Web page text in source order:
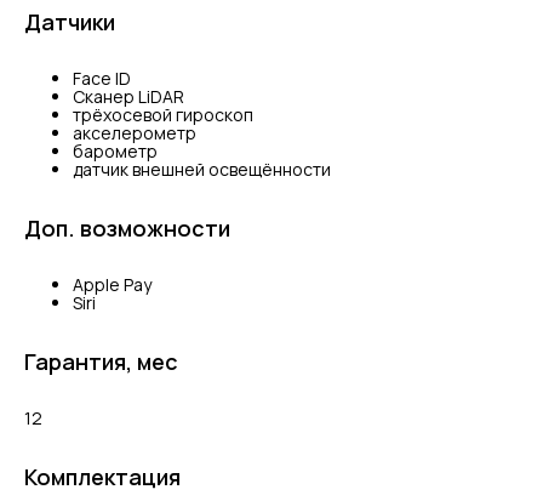
Датчики
Face ID
Сканер LiDAR
трёхосевой гироскоп
акселерометр
барометр
датчик внешней освещённости
Доп. возможности
Apple Pay
Siri
Гарантия, мес
12
Комплектация